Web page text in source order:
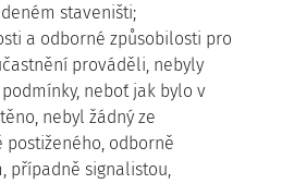
staveništi;
a odborné způsobilosti pro
prováděli, nebyly
neboť jak bylo v
nebyl žádný ze
postiženého, odborně
případně signalistou,